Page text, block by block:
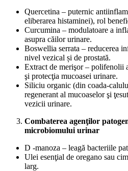
Quercetina – puternic
eliberarea histaminei), rol
Curcumina – modulatoare a
asupra căilor urinare.
Boswellia serrata – reducerea
nivel vezical și de prostată.
Extract de merişor – polifenolii
şi protecţia mucoasei urinare.
Siliciu organic (din coada-
regenerant al mucoaselor şi
vezicii urinare.
Combaterea agenţilor
microbiomului urinar
D -manoza – leagă bacteriile
Ulei esenţial de oregano sau
larg.